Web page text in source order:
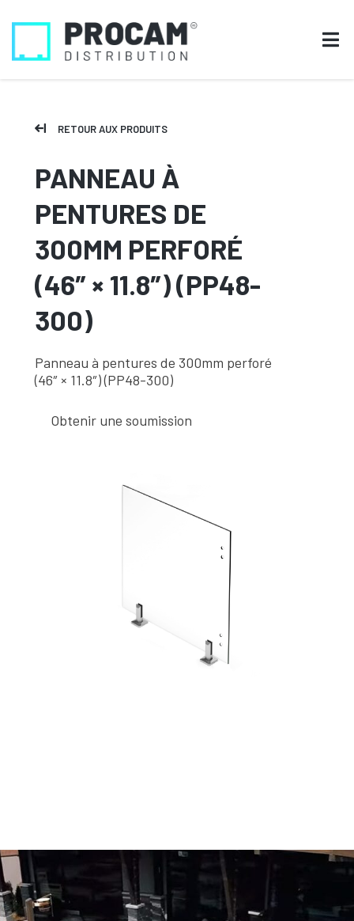
RETOUR AUX PRODUITS
PANNEAU À
PENTURES DE
300MM PERFORÉ
(46″ × 11.8″) (PP48-
300)
Panneau à pentures de 300mm perforé
(46″ × 11.8″) (PP48-300)
Obtenir une soumission